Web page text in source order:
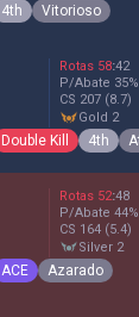
4th Vitorioso
Rotas 58:42
P/Abate 35%
CS 207 (8.7)
gold 2
Double Kill 4th
Rotas 52:48
P/Abate 44%
CS 164 (5.4)
silver 2
ACE Azarado